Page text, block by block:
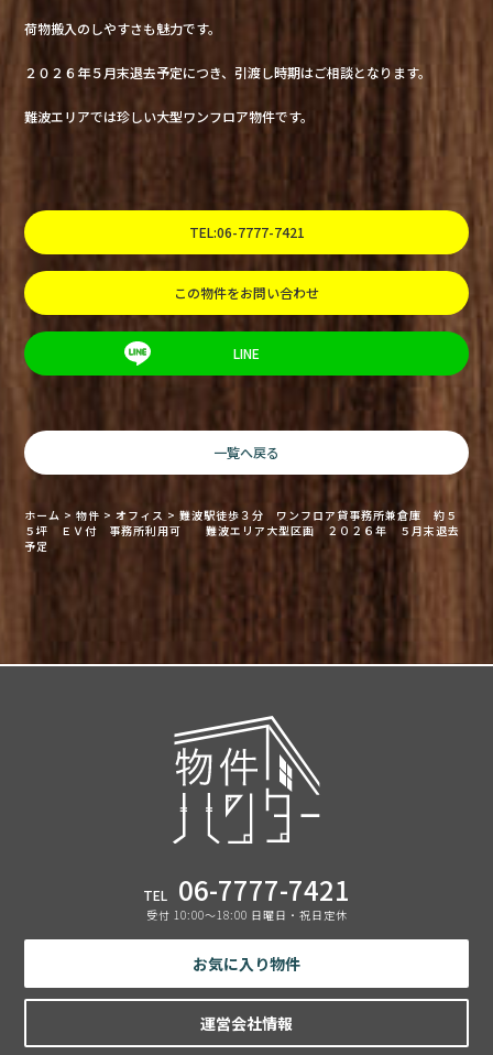
荷物搬入のしやすさも魅力です。
２０２６年５月末退去予定につき、引渡し時期はご相談となります。
難波エリアでは珍しい大型ワンフロア物件です。
TEL:06-7777-7421
この物件をお問い合わせ
LINE
一覧へ戻る
ホーム >物件 >オフィス >難波駅徒歩３分 ワンフロア貸事務所兼倉庫 約５
５坪 ＥＶ付 事務所利用可 難波エリア大型区画 ２０２６年 ５月末退去
予定
TEL 06-7777-7421
受付 10:00〜18:00 日曜日・祝日定休
お気に入り物件
運営会社情報